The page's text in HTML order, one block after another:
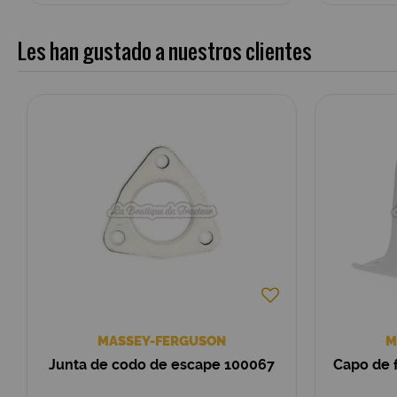
Les han gustado a nuestros clientes
MASSEY-FERGUSON
Junta de codo de escape 100067 Capo de